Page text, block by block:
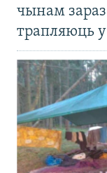
чынам зараз
трапляюць